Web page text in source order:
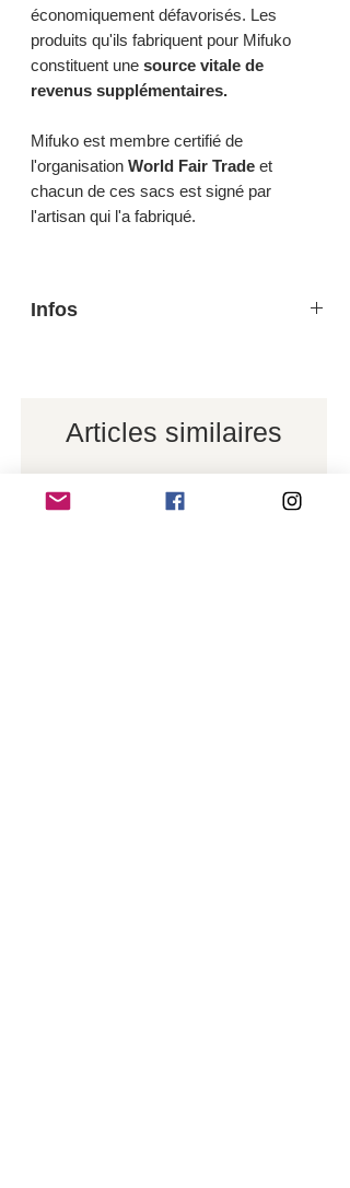
économiquement défavorisés. Les
produits qu'ils fabriquent pour Mifuko
constituent une source vitale de
revenus supplémentaires.
Mifuko est membre certifié de
l'organisation World Fair Trade et
chacun de ces sacs est signé par
l'artisan qui l'a fabriqué.
Infos
Intérieur et extérieur.
Articles similaires